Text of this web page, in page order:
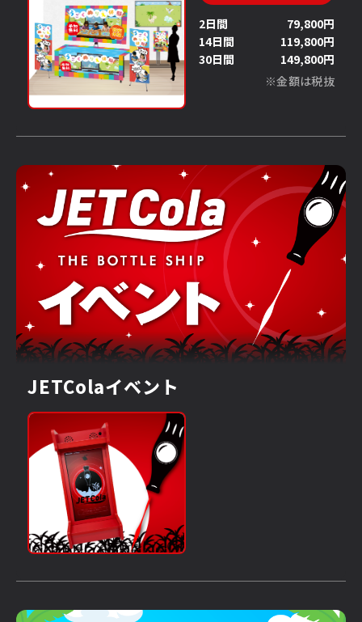
2日間
79,800円
14日間
119,800円
30日間
149,800円
※金額は税抜
JETColaイベント